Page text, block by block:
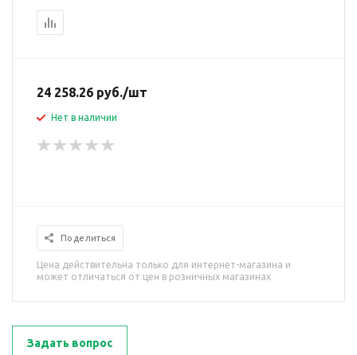
24 258.26 руб./шт
Нет в наличии
Поделиться
Цена действительна только для интернет-магазина и
может отличаться от цен в розничных магазинах
Задать вопрос